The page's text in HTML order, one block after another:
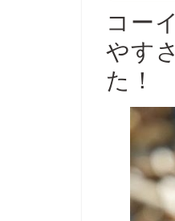
コー
やす
た！